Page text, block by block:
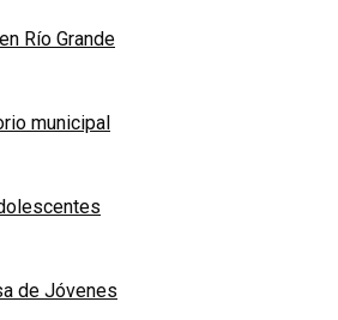
Río Grande
municipal
de Jóvenes